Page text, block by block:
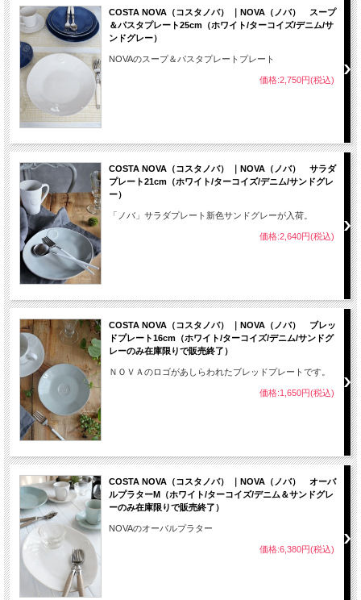
COSTA NOVA（コスタノバ） ｜NOVA（ノバ） スープ
＆パスタプレート25cm（ホワイト/ターコイズ/デニム/サ
ンドグレー）
NOVAのスープ＆パスタプレートプレート
価格:2,750円(税込)
COSTA NOVA（コスタノバ） ｜NOVA（ノバ） サラダ
プレート21cm（ホワイト/ターコイズ/デニム/サンドグレ
ー）
「ノバ」サラダプレート新色サンドグレーが入荷。
価格:2,640円(税込)
COSTA NOVA（コスタノバ） ｜NOVA（ノバ） ブレッ
ドプレート16cm（ホワイト/ターコイズ/デニム/サンドグ
レーのみ在庫限りで販売終了）
ＮＯＶＡのロゴがあしらわれたブレッドプレートです。
価格:1,650円(税込)
COSTA NOVA（コスタノバ） ｜NOVA（ノバ） オーバ
ルプラターM（ホワイト/ターコイズ/デニム＆サンドグレ
ーのみ在庫限りで販売終了）
NOVAのオーバルプラター
価格:6,380円(税込)